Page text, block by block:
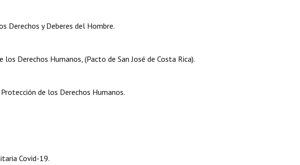
Derechos y Deberes del Hombre.
los Derechos Humanos, (Pacto de San José de Costa Rica).
de los Derechos Humanos.
Covid-19.